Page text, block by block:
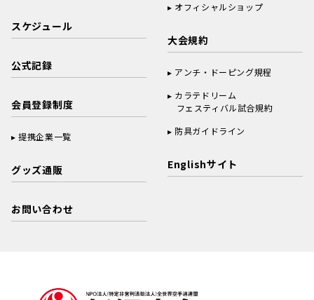
スケジュール
公式記録
会員登録制度
提携企業一覧
グッズ通販
お問い合わせ
オフィシャルショップ
大会規約
アンチ・ドーピング規程
カラテドリーム
フェスティバル試合規約
防具ガイドライン
Englishサイト